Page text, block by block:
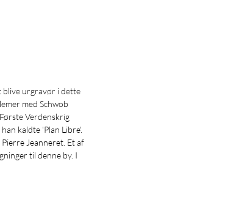
blive urgravør i dette
med Schwob
Verdenskrig
kaldte 'Plan Libre'.
Jeanneret. Et af
til denne by. I